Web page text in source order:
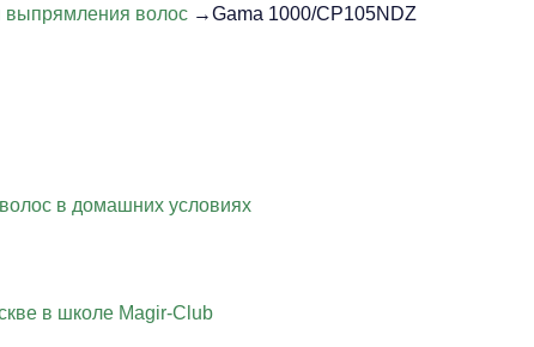
выпрямления волос →Gama 1000/CP105NDZ
в домашних условиях
в школе Magir-Club